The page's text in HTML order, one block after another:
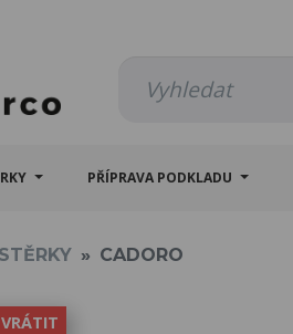
PŘÍPRAVA PODKLADU
CADORO